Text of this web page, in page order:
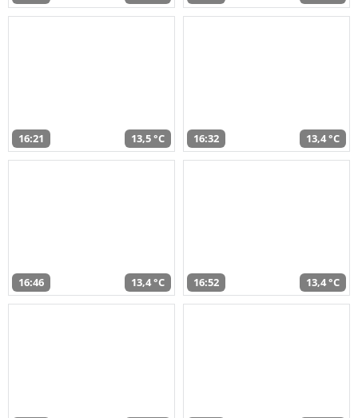
16:21 13,5 °C 16:32 13,4 °C
16:46 13,4 °C 16:52 13,4 °C